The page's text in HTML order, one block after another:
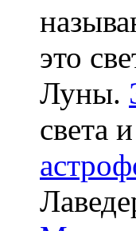
это
Луны.
света